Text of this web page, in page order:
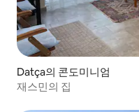
Datça의 콘도미니엄
재스민의 집